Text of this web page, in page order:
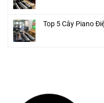
Top 5 Cây Piano